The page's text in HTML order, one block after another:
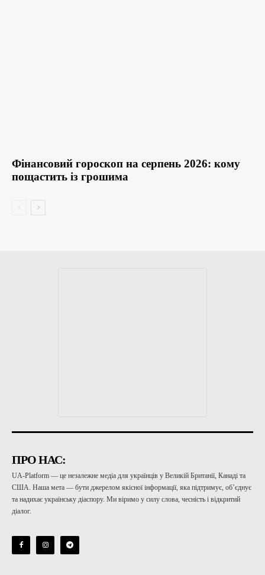
Фінансовий гороскоп на серпень 2026: кому
пощастить із грошима
ПРО НАС:
UA-Platform — це незалежне медіа для українців у Великій Британії, Канаді та
США. Наша мета — бути джерелом якісної інформації, яка підтримує, об’єднує
та надихає українську діаспору. Ми віримо у силу слова, чесність і відкритий
діалог.